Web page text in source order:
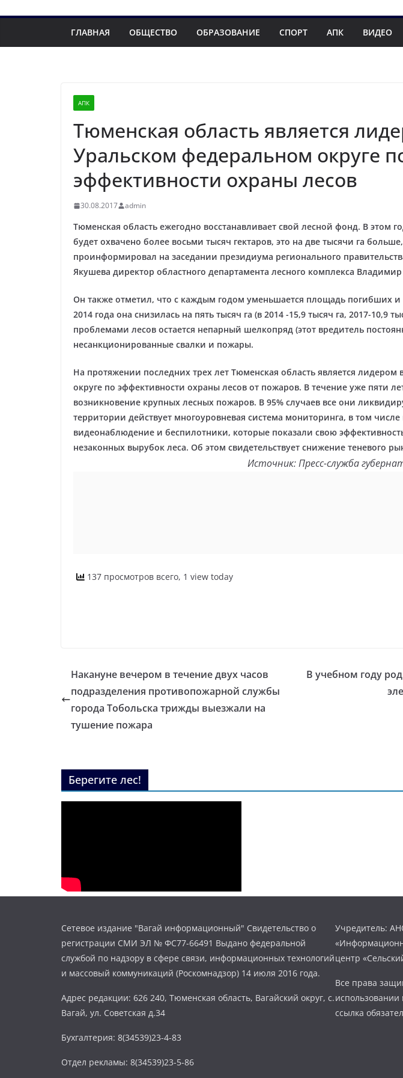
ГЛАВНАЯ ОБЩЕСТВО ОБРАЗОВАНИЕ СПОРТ АПК ВИДЕО
АПК
Тюменская область является
Уральском федеральном округе
эффективности охраны лесов
30.08.2017 admin
Тюменская область ежегодно восстанавливает свой лесной фонд. В этом
будет охвачено более восьми тысяч гектаров, это на две тысячи га
проинформировал на заседании президиума регионального
Якушева директор областного департамента лесного комплекса
Он также отметил, что с каждым годом уменьшается площадь погибших
2014 года она снизилась на пять тысяч га (в 2014 -15,9 тысяч га, 2017-10,9
проблемами лесов остается непарный шелкопряд (этот вредитель
несанкционированные свалки и пожары.
На протяжении последних трех лет Тюменская область является
округе по эффективности охраны лесов от пожаров. В течение уже пяти
возникновение крупных лесных пожаров. В 95% случаев все они
территории действует многоуровневая система мониторинга, в том числе
видеонаблюдение и беспилотники, которые показали свою
незаконных вырубок леса. Об этом свидетельствует снижение теневого
Источник: Пресс-служба
137 просмотров всего, 1 view today
Накануне вечером в течение двух часов
подразделения противопожарной службы
города Тобольска трижды выезжали на
тушение пожара
В учебном году
Берегите лес!
Сетевое издание "Вагай информационный" Свидетельство о
регистрации СМИ ЭЛ № ФС77-66491 Выдано федеральной
службой по надзору в сфере связи, информационных технологий
и массовый коммуникаций (Роскомнадзор) 14 июля 2016 года.
Адрес редакции: 626 240, Тюменская область, Вагайский округ, с.
Вагай, ул. Советская д.34
Бухгалтерия: 8(34539)23-4-83
Отдел рекламы: 8(34539)23-5-86
Учредитель:
центр
Все права
использовании
ссылка